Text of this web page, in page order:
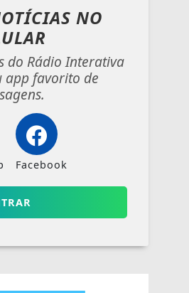
NO
do Rádio Interativa
app favorito de
Facebook